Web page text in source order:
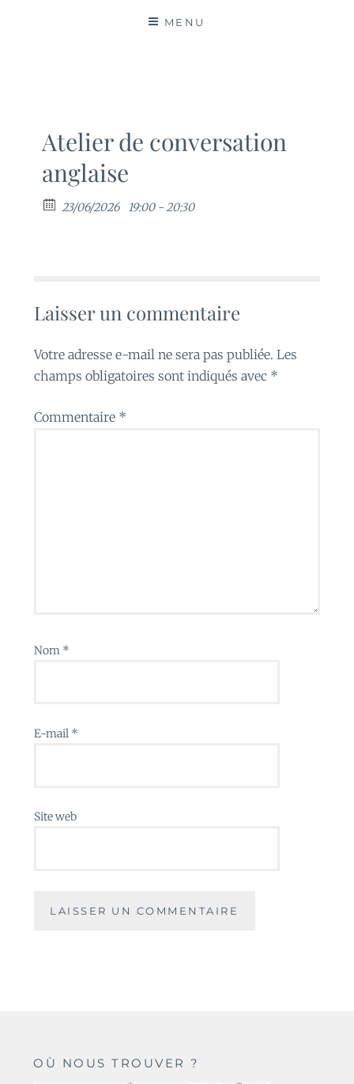
MENU
Atelier de conversation
anglaise
23/06/2026 19:00 - 20:30
Laisser un commentaire
Votre adresse e-mail ne sera pas publiée. Les
champs obligatoires sont indiqués avec *
Commentaire *
Nom *
E-mail *
Site web
OÙ NOUS TROUVER ?